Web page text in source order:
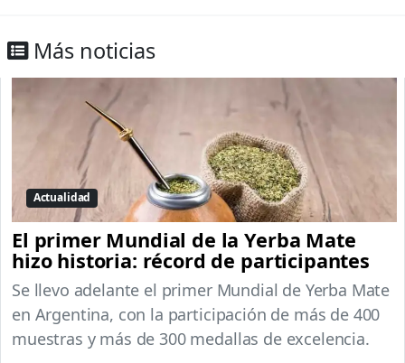
Más noticias
Actualidad
El primer Mundial de la Yerba Mate
hizo historia: récord de participantes
Se llevo adelante el primer Mundial de Yerba Mate
en Argentina, con la participación de más de 400
muestras y más de 300 medallas de excelencia.